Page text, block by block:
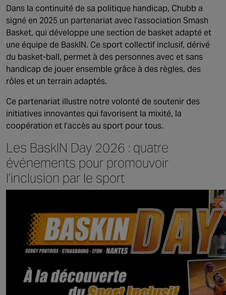
Dans la continuité de sa politique handicap, Chubb a
signé en 2025 un partenariat avec l’association Smash
Basket, qui développe une section de basket adapté et
une équipe de BaskIN. Ce sport collectif inclusif, dérivé
du basket-ball, permet à des personnes avec et sans
handicap de jouer ensemble grâce à des règles, des
rôles et un terrain adaptés.
Ce partenariat illustre notre volonté de soutenir des
initiatives innovantes qui favorisent la mixité, la
coopération et l’accès au sport pour tous.
Les BaskIN Day 2026 : quatre
événements pour promouvoir
l’inclusion par le sport